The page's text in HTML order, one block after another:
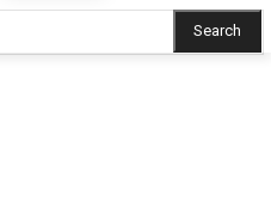
Search